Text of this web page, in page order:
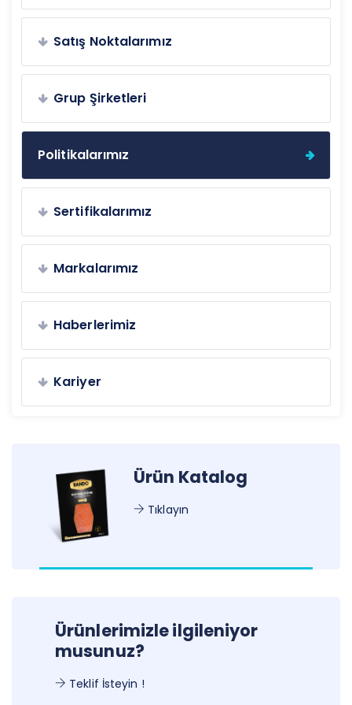
Satış Noktalarımız
Grup Şirketleri
Politikalarımız
Sertifikalarımız
Markalarımız
Haberlerimiz
Kariyer
Ürün Katalog
Tıklayın
Ürünlerimizle ilgileniyor
musunuz?
Teklif İsteyin !